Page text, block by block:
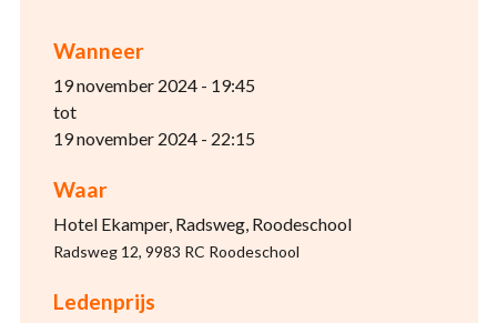
Wanneer
19 november 2024 - 19:45
tot
19 november 2024 - 22:15
Waar
Hotel Ekamper, Radsweg, Roodeschool
Radsweg 12, 9983 RC Roodeschool
Ledenprijs